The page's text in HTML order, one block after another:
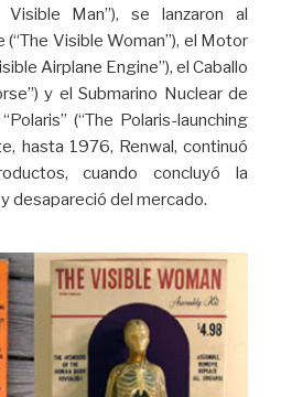
Man”), se lanzaron al
Visible Woman”), el Motor
Airplane Engine”), el Caballo
y el Submarino Nuclear de
(“The Polaris-launching
hasta 1976, Renwal, continuó
cuando concluyó la
desapareció del mercado.